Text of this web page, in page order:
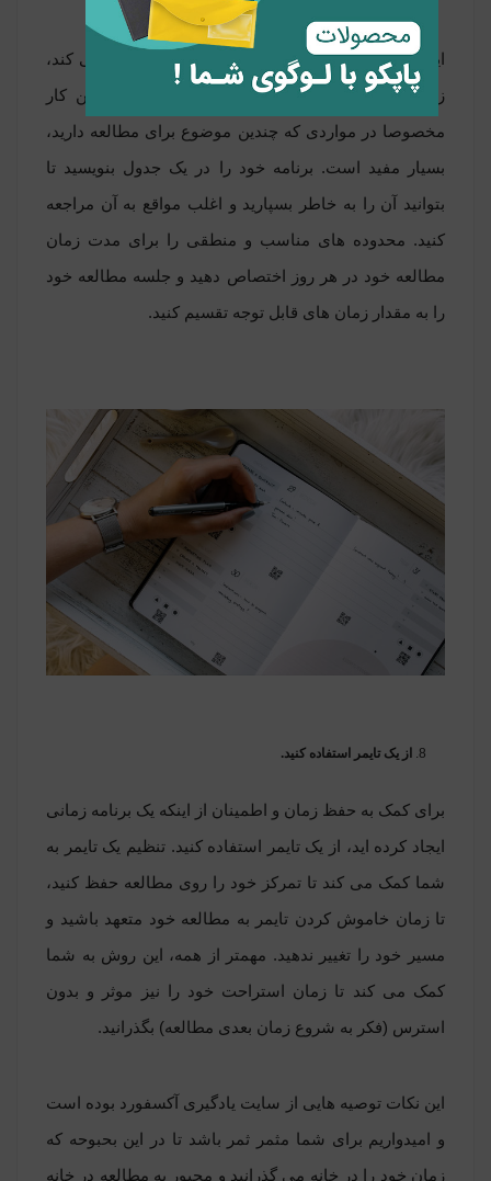
ایجاد جدول زمانی به سازماندهی زمان شما کمک می کند،
زمان استراحت خود را برنامه ریزی می کنید و این کار
مخصوصا در مواردی که چندین موضوع برای مطالعه دارید،
بسیار مفید است. برنامه خود را در یک جدول بنویسید تا
بتوانید آن را به خاطر بسپارید و اغلب مواقع به آن مراجعه
کنید. محدوده های مناسب و منطقی را برای مدت زمان
مطالعه خود در هر روز اختصاص دهید و جلسه مطالعه خود
را به مقدار زمان های قابل توجه تقسیم کنید.
از یک تایمر استفاده کنید.
برای کمک به حفظ زمان و اطمینان از اینکه یک برنامه زمانی
ایجاد کرده اید، از یک تایمر استفاده کنید. تنظیم یک تایمر به
شما کمک می کند تا تمرکز خود را روی مطالعه حفظ کنید،
تا زمان خاموش کردن تایمر به مطالعه خود متعهد باشید و
مسیر خود را تغییر ندهید. مهمتر از همه، این روش به شما
کمک می کند تا زمان استراحت خود را نیز موثر و بدون
استرس (فکر به شروع زمان بعدی مطالعه) بگذرانید.
این نکات توصیه هایی از سایت یادگیری آکسفورد بوده است
و امیدواریم برای شما مثمر ثمر باشد تا در این بحبوحه که
زمان خود را در خانه می گذرانید و مجبور به مطالعه در خانه